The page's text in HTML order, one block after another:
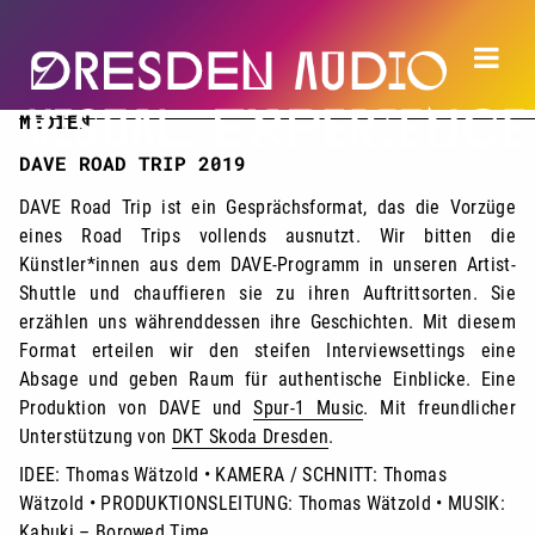
MEDIEN
DAVE ROAD TRIP 2019
DAVE Road Trip ist ein Gesprächsformat, das die Vorzüge
eines Road Trips vollends ausnutzt. Wir bitten die
Künstler*innen aus dem DAVE-Programm in unseren Artist-
Shuttle und chauffieren sie zu ihren Auftrittsorten. Sie
erzählen uns währenddessen ihre Geschichten. Mit diesem
Format erteilen wir den steifen Interviewsettings eine
Absage und geben Raum für authentische Einblicke. Eine
Produktion von DAVE undSpur-1 Music. Mit freundlicher
Unterstützung von DKT Skoda Dresden.
IDEE: Thomas Wätzold • KAMERA / SCHNITT: Thomas
Wätzold • PRODUKTIONSLEITUNG: Thomas Wätzold • MUSIK: